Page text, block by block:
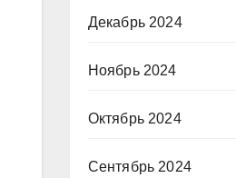
Декабрь 2024
Ноябрь 2024
Октябрь 2024
Сентябрь 2024